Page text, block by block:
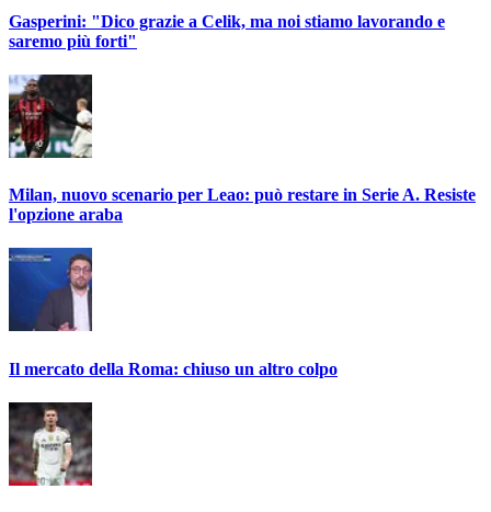
Gasperini: "Dico grazie a Celik, ma noi stiamo lavorando e
saremo più forti"
Milan, nuovo scenario per Leao: può restare in Serie A. Resiste
l'opzione araba
Il mercato della Roma: chiuso un altro colpo